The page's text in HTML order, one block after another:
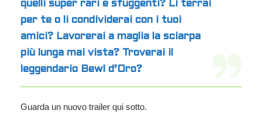
quelli super rari e sfuggenti? Li terrai
per te o li condividerai con i tuoi
amici? Lavorerai a maglia la sciarpa
più lunga mai vista? Troverai il
leggendario Bewl d’Oro?
Guarda un nuovo trailer qui sotto.